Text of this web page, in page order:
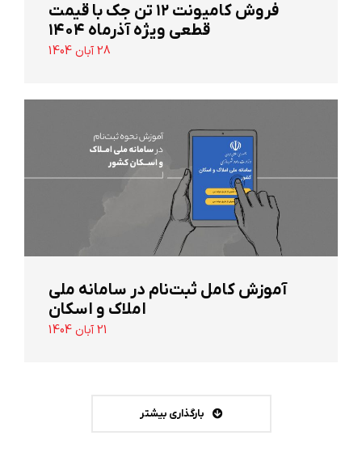
‌فروش کامیونت ۱۲ تن جک با قیمت
قطعی ویژه آذرماه ۱۴۰۴
28 آبان 1404
آموزش کامل ثبت‌نام در سامانه ملی
املاک و اسکان
21 آبان 1404
بارگذاری بیشتر